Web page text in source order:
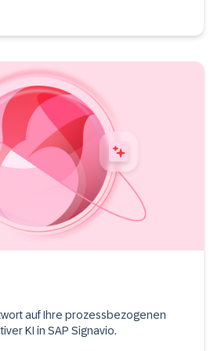
auf Ihre prozessbezogenen
KI in SAP Signavio.